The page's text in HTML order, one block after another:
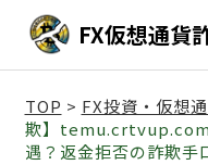
FX仮想通貨
TOP > FX投資・仮想
欺】temu.crtvup.com
遇？返金拒否の詐欺手